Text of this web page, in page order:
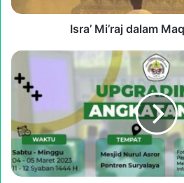
Isra’ Mi’raj dalam
Upgrading
angkatan
digelar
4-
Maret
2023